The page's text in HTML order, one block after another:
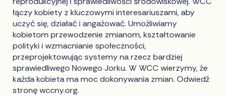
łączy kobiety z kluczowymi interesariuszami, aby
uczyć się, działać i angażować. Umożliwiamy
kobietom przewodzenie zmianom, kształtowanie
polityki i wzmacnianie społeczności,
przeprojektowując systemy na rzecz bardziej
sprawiedliwego Nowego Jorku. W WCC wierzymy, że
każda kobieta ma moc dokonywania zmian. Odwiedź
stronę wccny.org.